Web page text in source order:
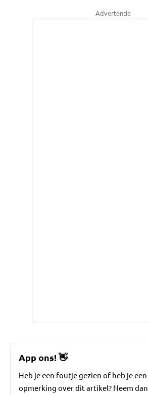
Advertentie
App ons!👋
Heb je een foutje gezien of heb je een
opmerking over dit artikel? Neem dan